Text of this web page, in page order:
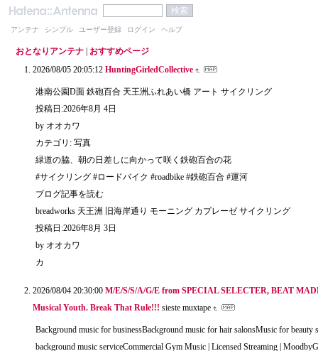
アンテナ シンプル ユーザー登録 ログイン ヘルプ
おとなりアンテナ
おすすめページ
2026/08/05 20:05:12 HuntingGirledCollective
港南公園D面 鉄砲百合 天王洲ふれあい橋 アート サイクリング
投稿日:2026年8月 4日
by オオカワ
カテゴリ: 写真
緑道の脇、朝の日差しに向かって咲く鉄砲百合の花
#サイクリング #ロードバイク #roadbike #鉄砲百合 #運河
ブログ記事を読む
breadworks 天王洲 旧海岸通り モーニング カプレーゼ サイクリング
投稿日:2026年8月 3日
by オオカワ
カ
2026/08/04 20:30:00 M/E/S/S/A/G/E from SPECIAL SELECTER, BEAT
Musical Youth. Break That Rule!!! sieste muxtape
Background music for businessBackground music for hair salonsMusic for beauty
background music serviceCommercial Gym Music | Licensed Streaming |